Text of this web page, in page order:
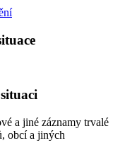
a jiné záznamy trvalé
obcí a jiných